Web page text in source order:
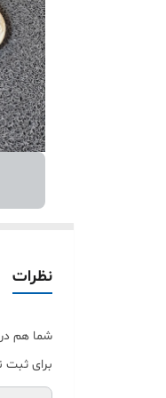
نظرات
شما هم
برای ثبت